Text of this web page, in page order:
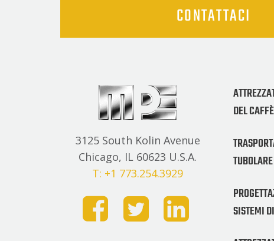
CONTATTACI
3125 South Kolin Avenue
Chicago, IL 60623 U.S.A.
T: +1 773.254.3929
DEL CAFFÈ
SISTEMI